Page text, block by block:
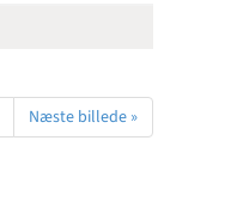
Næste billede »